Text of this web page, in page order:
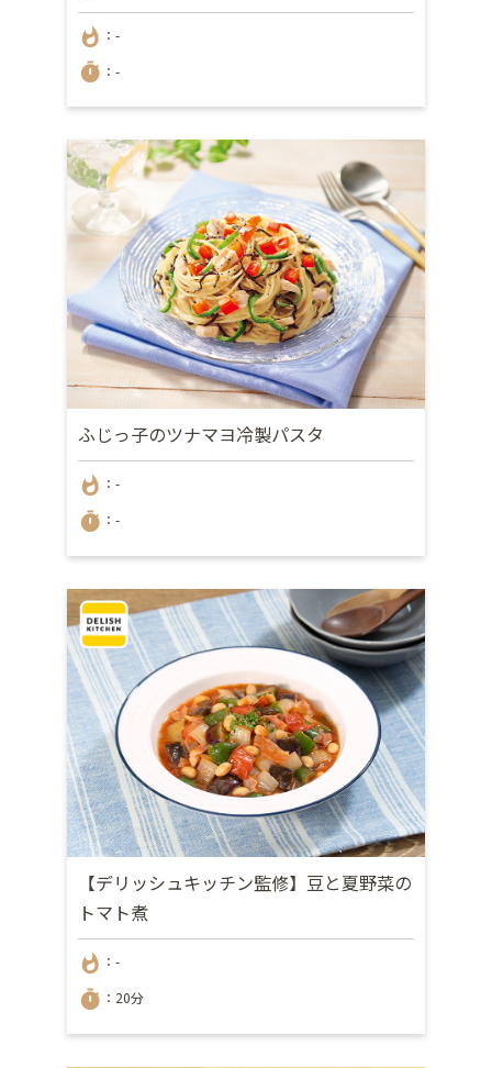
whatshot ：-
timer ：-
ふじっ子のツナマヨ冷製パスタ
whatshot ：-
timer ：-
【デリッシュキッチン監修】豆と夏野菜の
トマト煮
whatshot ：-
timer ：20分